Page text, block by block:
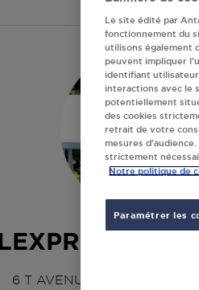
6 T AVENUE DE LA
Le site édité par
fonctionnement du
utilisons également
peuvent impliquer
identifiant
interactions avec le
potentiellement
des cookies
retrait de votre
mesures
strictement
Notre politique de
Paramétrer les